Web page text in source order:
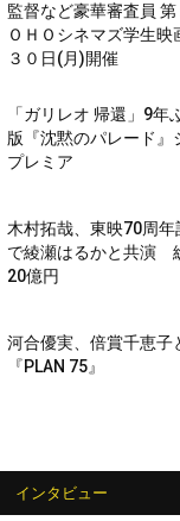
監督など豪華審査員 第
ＯＨＯシネマズ学生映
３０日(月)開催
「ガリレオ 帰還」9年
版『沈黙のパレード』
プレミア
木村拓哉、東映70周年
で綾瀬はるかと共演
20億円
河合優実、倍賞千恵子
『PLAN 75』
インタビュー